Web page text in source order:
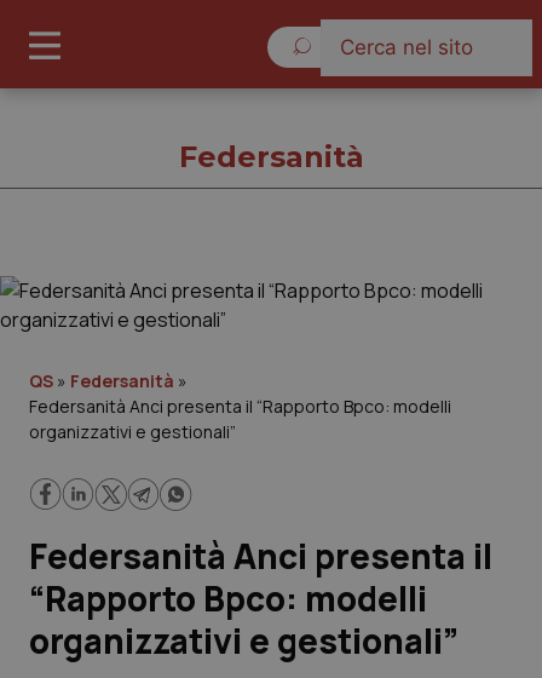
Governo e Parlamento
Regioni e Asl
Lavoro e Professioni
Scienza e Farmaci
Studi e Analisi
Federsanità
QS » Federsanità »
Federsanità Anci presenta il “Rapporto Bpco: modelli
organizzativi e gestionali”
Federsanità Anci presenta il
“Rapporto Bpco: modelli
organizzativi e gestionali”